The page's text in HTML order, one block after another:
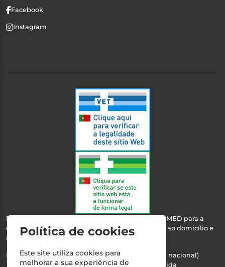
Facebook
Instagram
Esta farmácia encontra-se autorizada pelo INFARMED para a
dispensa de medicamentos e produtos de saúde ao domicílio e
através da internet.
Nº Infarmed: 21 798 7100 (chamada para rede fixa nacional)
Direção Técnica:Maria Teresa Almeida
Política de cookies
Este site utiliza cookies para
melhorar a sua experiência de